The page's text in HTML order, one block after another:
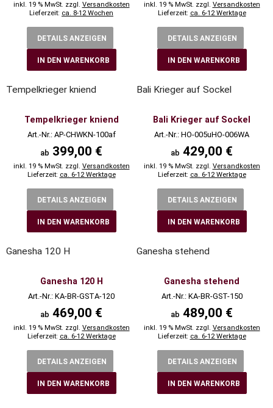
inkl. 19 % MwSt. zzgl. Versandkosten
Lieferzeit: ca. 8-12 Wochen
DETAILS ANZEIGEN
IN DEN WARENKORB
inkl. 19 % MwSt. zzgl. Versandkosten
Lieferzeit: ca. 6-12 Werktage
DETAILS ANZEIGEN
IN DEN WARENKORB
Tempelkrieger kniend
Tempelkrieger kniend
Art.-Nr.: AP-CHWKN-100af
ab 399,00 €
inkl. 19 % MwSt. zzgl. Versandkosten
Lieferzeit: ca. 6-12 Werktage
DETAILS ANZEIGEN
IN DEN WARENKORB
Bali Krieger auf Sockel
Bali Krieger auf Sockel
Art.-Nr.: HO-005uHO-006WA
ab 429,00 €
inkl. 19 % MwSt. zzgl. Versandkosten
Lieferzeit: ca. 6-12 Werktage
DETAILS ANZEIGEN
IN DEN WARENKORB
Ganesha 120 H
Ganesha 120 H
Art.-Nr.: KA-BR-GSTA-120
ab 469,00 €
inkl. 19 % MwSt. zzgl. Versandkosten
Lieferzeit: ca. 6-12 Werktage
DETAILS ANZEIGEN
IN DEN WARENKORB
Ganesha stehend
Ganesha stehend
Art.-Nr.: KA-BR-GST-150
ab 489,00 €
inkl. 19 % MwSt. zzgl. Versandkosten
Lieferzeit: ca. 6-12 Werktage
DETAILS ANZEIGEN
IN DEN WARENKORB